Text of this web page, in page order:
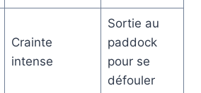
Crainte
intense
Sortie au
paddock
pour se
défouler